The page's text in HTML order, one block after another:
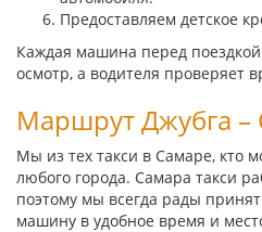
Предоставляем детское
Каждая машина перед
осмотр, а водителя проверяет
Маршрут Джубга –
Мы из тех такси в Самаре, кто
любого города. Самара такси
поэтому мы всегда рады
машину в удобное время и